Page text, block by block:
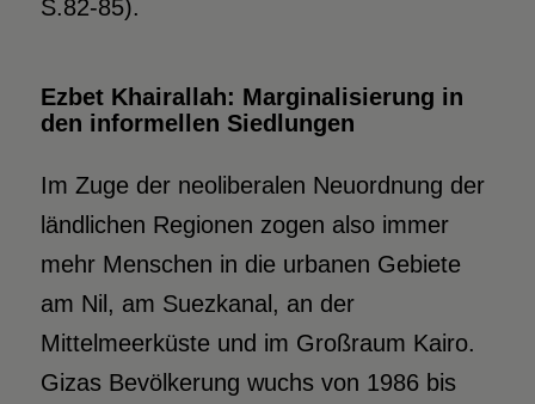
S.82-85).
Ezbet Khairallah: Marginalisierung in
den informellen Siedlungen
Im Zuge der neoliberalen Neuordnung der
ländlichen Regionen zogen also immer
mehr Menschen in die urbanen Gebiete
am Nil, am Suezkanal, an der
Mittelmeerküste und im Großraum Kairo.
Gizas Bevölkerung wuchs von 1986 bis